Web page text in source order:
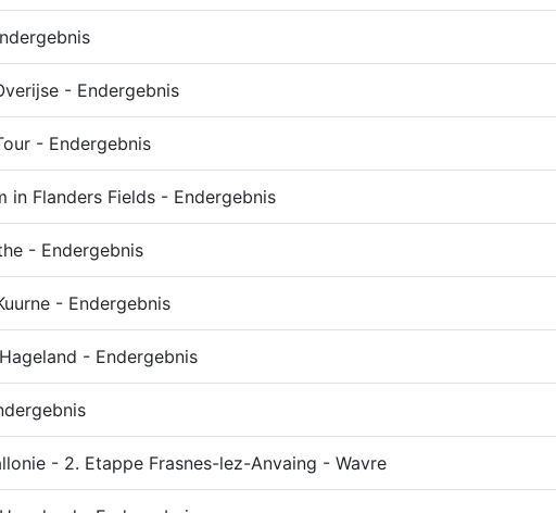
- Endergebnis
- Endergebnis
in Flanders Fields - Endergebnis
- Endergebnis
- Endergebnis
- Endergebnis
- 2. Etappe Frasnes-lez-Anvaing - Wavre